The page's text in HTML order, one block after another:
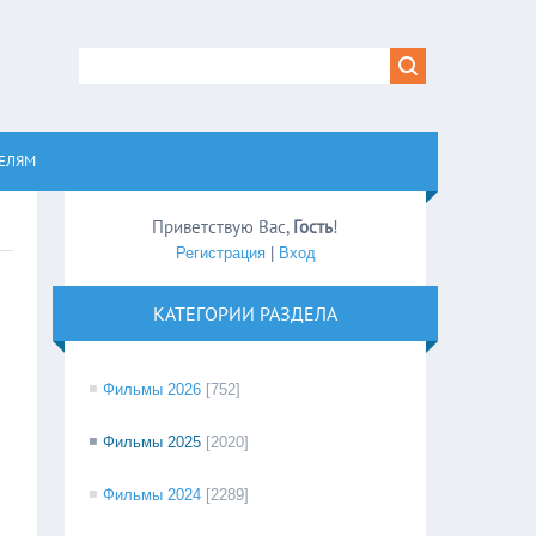
Приветствую Вас, Гость!
Регистрация| Вход
КАТЕГОРИИ РАЗДЕЛА
Фильмы 2026 [752]
Фильмы 2025 [2020]
Фильмы 2024 [2289]